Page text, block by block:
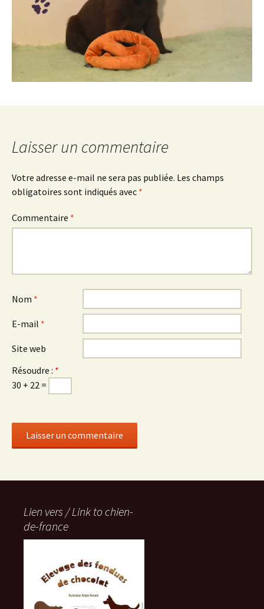
Laisser un commentaire
Votre adresse e-mail ne sera pas publiée. Les champs
obligatoires sont indiqués avec *
Commentaire *
Nom *
E-mail *
Site web
Résoudre : *
30 + 22 =
Lien vers / Link to chien-
de-france